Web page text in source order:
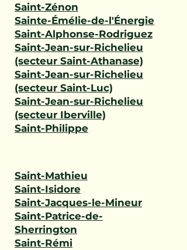
Saint-Zénon
Sainte-Émélie-de-l'Énergie
Saint-Alphonse-Rodriguez
Saint-Jean-sur-Richelieu
(secteur Saint-Athanase)
Saint-Jean-sur-Richelieu
(secteur Saint-Luc)
Saint-Jean-sur-Richelieu
(secteur Iberville)
Saint-Philippe
Saint-Mathieu
Saint-Isidore
Saint-Jacques-le-Mineur
Saint-Patrice-de-
Sherrington
Saint-Rémi